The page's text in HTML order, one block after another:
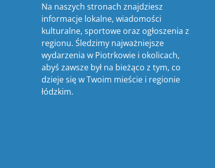
Na naszych stronach znajdziesz
informacje lokalne, wiadomości
kulturalne, sportowe oraz ogłoszenia z
regionu. Śledzimy najważniejsze
wydarzenia w Piotrkowie i okolicach,
abyś zawsze był na bieżąco z tym, co
dzieje się w Twoim mieście i regionie
łódzkim.